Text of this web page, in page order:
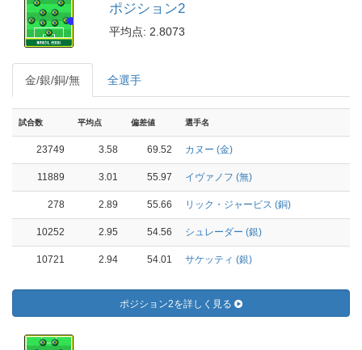
ポジション2
平均点: 2.8073
金/銀/銅/無 全選手
試合数 平均点 偏差値 選手名
23749 3.58 69.52 カヌー (金)
11889 3.01 55.97 イヴァノフ (無)
278 2.89 55.66 リック・ジャービス (銅)
10252 2.95 54.56 シュレーダー (銀)
10721 2.94 54.01 サケッティ (銀)
ポジション2を詳しく見る